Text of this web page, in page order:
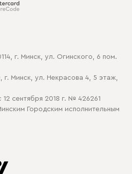
cookie
г. Минск, ул. Огинского, 6 пом.
г. Минск, ул. Некрасова 4, 5 этаж,
сентября 2018 г. № 426261
Городским исполнительным